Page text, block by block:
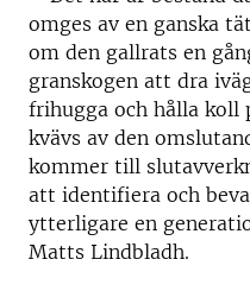
omges av en ganska
om den gallrats en
granskogen att dra
frihugga och hålla koll
kvävs av den
kommer till
att identifiera och
ytterligare en
Matts Lindbladh.